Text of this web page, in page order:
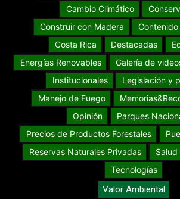
Cambio Climático
Construir con Madera
Costa Rica
Destacadas
Energías Renovables
Galería de
Institucionales
Legislación y
Manejo de Fuego
Opinión
Parques
Precios de Productos Forestales
Reservas Naturales Privadas
Salud
Tecnologías
Valor Ambiental